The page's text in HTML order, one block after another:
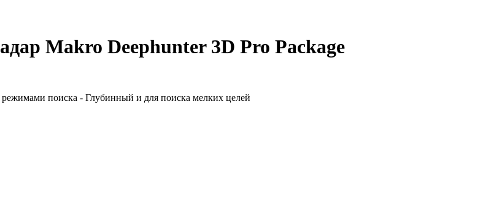
Makro Deephunter 3D Pro Package
режимами поиска - Глубинный и для поиска мелких целей